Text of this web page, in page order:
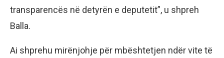
transparencës në detyrën e deputetit”, u shpreh
Balla.
Ai shprehu mirënjohje për mbështetjen ndër vite të